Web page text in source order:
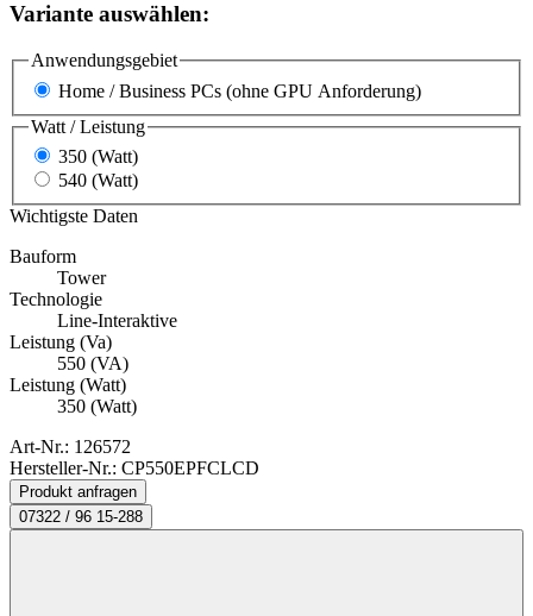
Variante auswählen:
Anwendungsgebiet
Home / Business PCs (ohne GPU Anforderung)
Watt / Leistung
350 (Watt)
540 (Watt)
Wichtigste Daten
Bauform
Tower
Technologie
Line-Interaktive
Leistung (Va)
550 (VA)
Leistung (Watt)
350 (Watt)
Art-Nr.: 126572
Hersteller-Nr.: CP550EPFCLCD
Produkt anfragen
07322 / 96 15-288